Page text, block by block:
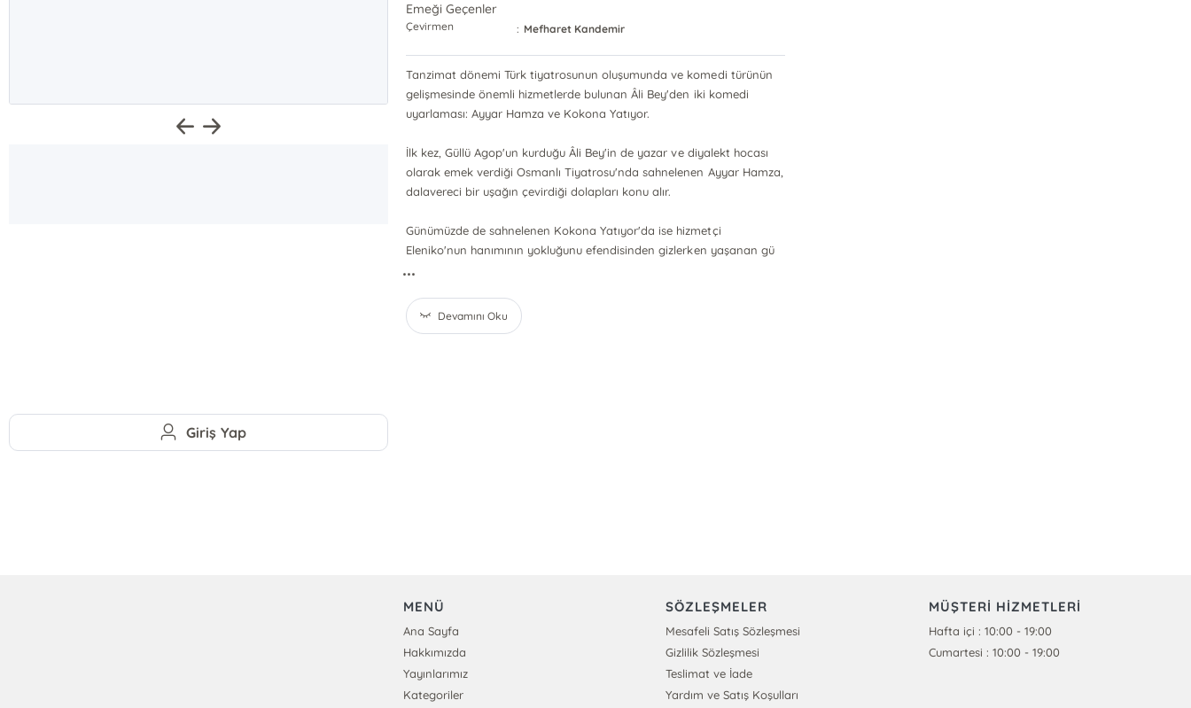
Emeği Geçenler
Çevirmen : Mefharet Kandemir
Tanzimat dönemi Türk tiyatrosunun oluşumunda ve komedi türünün
gelişmesinde önemli hizmetlerde bulunan Âli Bey'den iki komedi
uyarlaması: Ayyar Hamza ve Kokona Yatıyor.
İlk kez, Güllü Agop'un kurduğu Âli Bey'in de yazar ve diyalekt hocası
olarak emek verdiği Osmanlı Tiyatrosu'nda sahnelenen Ayyar Hamza,
dalavereci bir uşağın çevirdiği dolapları konu alır.
Günümüzde de sahnelenen Kokona Yatıyor'da ise hizmetçi
Eleniko'nun hanımının yokluğunu efendisinden gizlerken yaşanan gü
...
Devamını Oku
Giriş Yap
MENÜ
Ana Sayfa
Hakkımızda
Yayınlarımız
Kategoriler
SÖZLEŞMELER
Mesafeli Satış Sözleşmesi
Gizlilik Sözleşmesi
Teslimat ve İade
Yardım ve Satış Koşulları
MÜŞTERİ HİZMETLERİ
Hafta içi : 10:00 - 19:00
Cumartesi : 10:00 - 19:00